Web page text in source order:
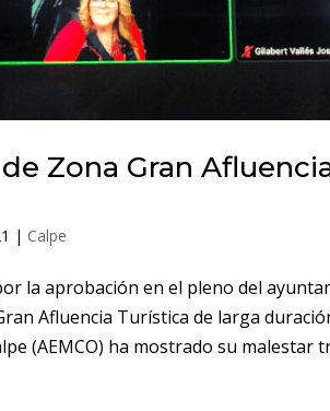
Zona Gran
| Calpe
la aprobación en el pleno del
Afluencia Turística de larga
(AEMCO) ha mostrado su malestar